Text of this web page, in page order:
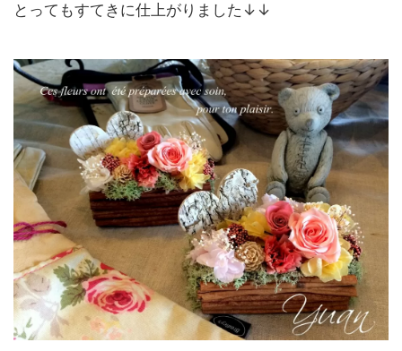
とってもすてきに仕上がりました↓↓